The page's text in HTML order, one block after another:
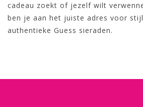
cadeau zoekt of jezelf wilt
ben je aan het juiste adres voor
authentieke Guess sieraden.